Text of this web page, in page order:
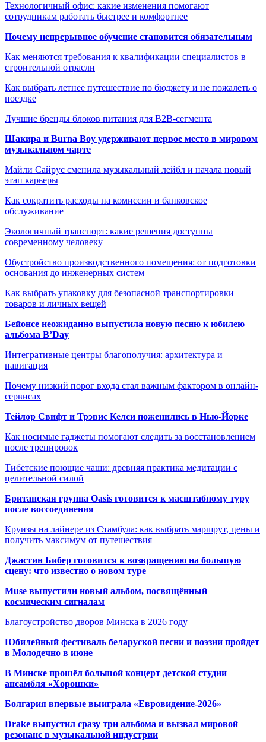
Технологичный офис: какие изменения помогают
сотрудникам работать быстрее и комфортнее
Почему непрерывное обучение становится обязательным
Как меняются требования к квалификации специалистов в
строительной отрасли
Как выбрать летнее путешествие по бюджету и не пожалеть о
поездке
Лучшие бренды блоков питания для B2B-сегмента
Шакира и Burna Boy удерживают первое место в мировом
музыкальном чарте
Майли Сайрус сменила музыкальный лейбл и начала новый
этап карьеры
Как сократить расходы на комиссии и банковское
обслуживание
Экологичный транспорт: какие решения доступны
современному человеку
Обустройство производственного помещения: от подготовки
основания до инженерных систем
Как выбрать упаковку для безопасной транспортировки
товаров и личных вещей
Бейонсе неожиданно выпустила новую песню к юбилею
альбома B’Day
Интегративные центры благополучия: архитектура и
навигация
Почему низкий порог входа стал важным фактором в онлайн-
сервисах
Тейлор Свифт и Трэвис Келси поженились в Нью-Йорке
Как носимые гаджеты помогают следить за восстановлением
после тренировок
Тибетские поющие чаши: древняя практика медитации с
целительной силой
Британская группа Oasis готовится к масштабному туру
после воссоединения
Круизы на лайнере из Стамбула: как выбрать маршрут, цены и
получить максимум от путешествия
Джастин Бибер готовится к возвращению на большую
сцену: что известно о новом туре
Muse выпустили новый альбом, посвящённый
космическим сигналам
Благоустройство дворов Минска в 2026 году
Юбилейный фестиваль беларуской песни и поэзии пройдет
в Молодечно в июне
В Минске прошёл большой концерт детской студии
ансамбля «Хорошки»
Болгария впервые выиграла «Евровидение-2026»
Drake выпустил сразу три альбома и вызвал мировой
резонанс в музыкальной индустрии